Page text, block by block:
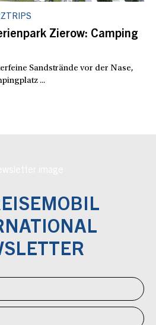
Zierow: Camping
Sandstrände vor der Nase,
...